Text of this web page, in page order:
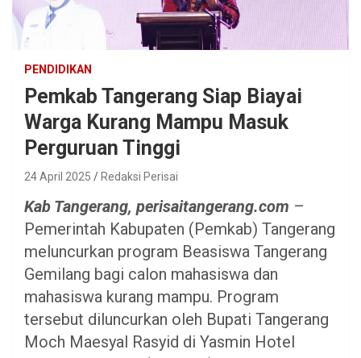
PENDIDIKAN
Pemkab Tangerang Siap Biayai
Warga Kurang Mampu Masuk
Perguruan Tinggi
24 April 2025 Redaksi Perisai
Kab Tangerang, perisaitangerang.com –
Pemerintah Kabupaten (Pemkab) Tangerang
meluncurkan program Beasiswa Tangerang
Gemilang bagi calon mahasiswa dan
mahasiswa kurang mampu. Program
tersebut diluncurkan oleh Bupati Tangerang
Moch Maesyal Rasyid di Yasmin Hotel